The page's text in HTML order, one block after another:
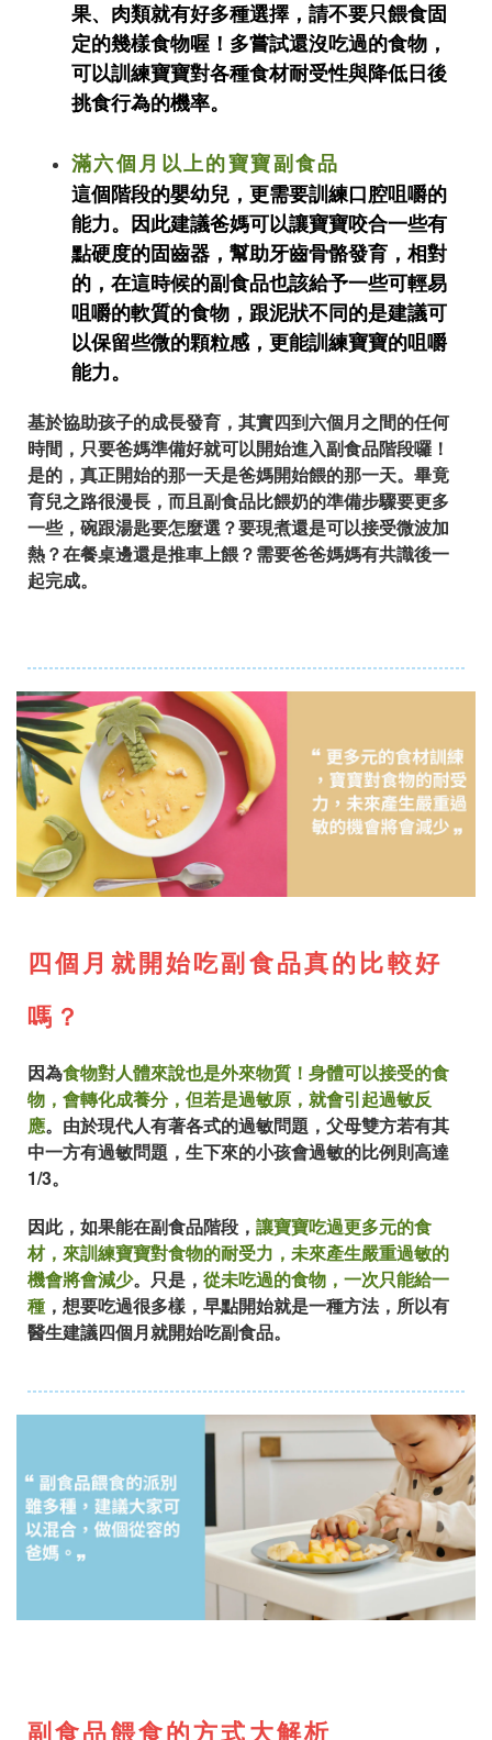
果、肉類就有好多種選擇，請不要只餵食固
定的幾樣食物喔！多嘗試還沒吃過的食物，
可以訓練寶寶對各種食材耐受性與降低日後
挑食行為的機率。
滿六個月以上的寶寶副食品
這個階段的嬰幼兒，更需要訓練口腔咀嚼的
能力。因此建議爸媽可以讓寶寶咬合一些有
點硬度的固齒器，幫助牙齒骨骼發育，相對
的，在這時候的副食品也該給予一些可輕易
咀嚼的軟質的食物，跟泥狀不同的是建議可
以保留些微的顆粒感，更能訓練寶寶的咀嚼
能力。
基於協助孩子的成長發育，其實四到六個月之間的任何
時間，只要爸媽準備好就可以開始進入副食品階段囉！
是的，真正開始的那一天是爸媽開始餵的那一天。畢竟
育兒之路很漫長，而且副食品比餵奶的準備步驟要更多
一些，碗跟湯匙要怎麼選？要現煮還是可以接受微波加
熱？在餐桌邊還是推車上餵？需要爸爸媽媽有共識後一
起完成。
四個月就開始吃副食品真的比較好
嗎？
因為食物對人體來說也是外來物質！身體可以接受的食
物，會轉化成養分，但若是過敏原，就會引起過敏反
應。由於現代人有著各式的過敏問題，父母雙方若有其
中一方有過敏問題，生下來的小孩會過敏的比例則高達
1/3。
因此，如果能在副食品階段， 讓寶寶吃過更多元的食
材，來訓練寶寶對食物的耐受力，未來產生嚴重過敏的
機會將會減少。只是， 從未吃過的食物，一次只能給一
種 ，想要吃過很多樣，早點開始就是一種方法，所以有
醫生建議四個月就開始吃副食品。
副食品餵食的方式大解析